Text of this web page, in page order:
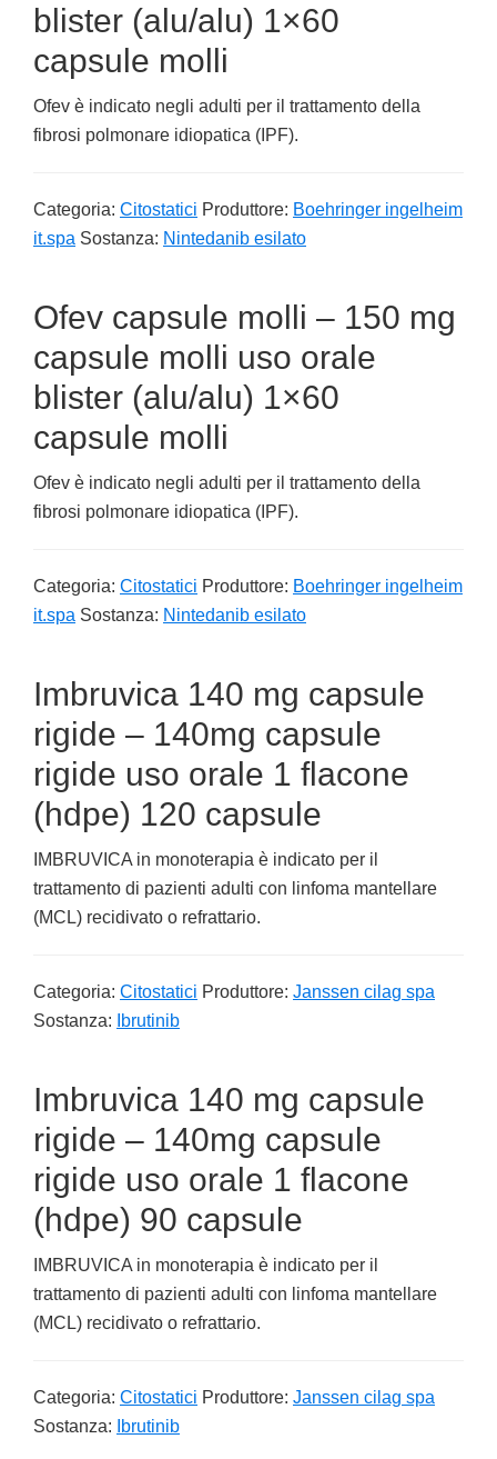
blister (alu/alu) 1×60
capsule molli
Ofev è indicato negli adulti per il trattamento della
fibrosi polmonare idiopatica (IPF).
Categoria: Citostatici Produttore: Boehringer ingelheim
it.spa Sostanza: Nintedanib esilato
Ofev capsule molli – 150 mg
capsule molli uso orale
blister (alu/alu) 1×60
capsule molli
Ofev è indicato negli adulti per il trattamento della
fibrosi polmonare idiopatica (IPF).
Categoria: Citostatici Produttore: Boehringer ingelheim
it.spa Sostanza: Nintedanib esilato
Imbruvica 140 mg capsule
rigide – 140mg capsule
rigide uso orale 1 flacone
(hdpe) 120 capsule
IMBRUVICA in monoterapia è indicato per il
trattamento di pazienti adulti con linfoma mantellare
(MCL) recidivato o refrattario.
Categoria: Citostatici Produttore: Janssen cilag spa
Sostanza:
Ibrutinib
Imbruvica 140 mg capsule
rigide – 140mg capsule
rigide uso orale 1 flacone
(hdpe) 90 capsule
IMBRUVICA in monoterapia è indicato per il
trattamento di pazienti adulti con linfoma mantellare
(MCL) recidivato o refrattario.
Categoria: Citostatici Produttore: Janssen cilag spa
Sostanza:
Ibrutinib